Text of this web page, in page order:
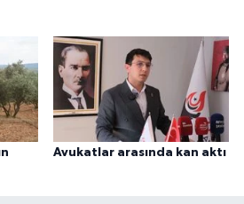
Avukatlar arasında kan aktı